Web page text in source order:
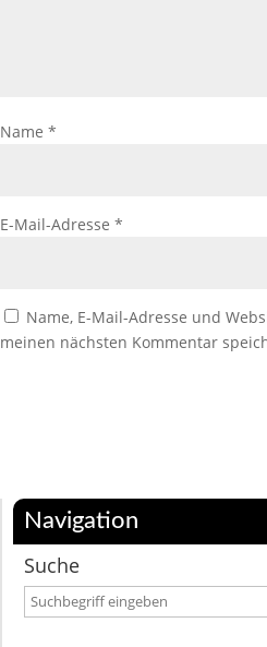
Name *
E-Mail-Adresse *
Name, E-Mail-Adresse und
meinen nächsten Kommentar
Navigation
Suche